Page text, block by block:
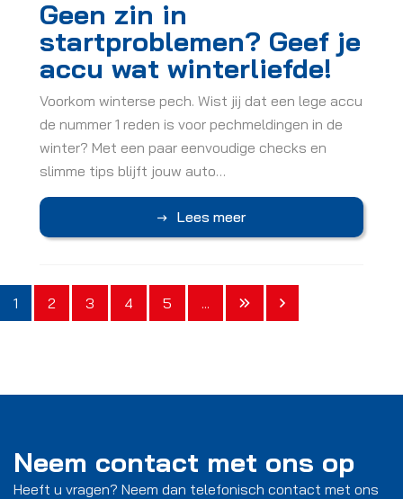
Geen zin in
startproblemen? Geef je
accu wat winterliefde!
Voorkom winterse pech. Wist jij dat een lege accu
de nummer 1 reden is voor pechmeldingen in de
winter? Met een paar eenvoudige checks en
slimme tips blijft jouw auto…
Lees meer
1 2 3 4 5 ...
Neem contact met ons op
Heeft u vragen? Neem dan telefonisch contact met ons